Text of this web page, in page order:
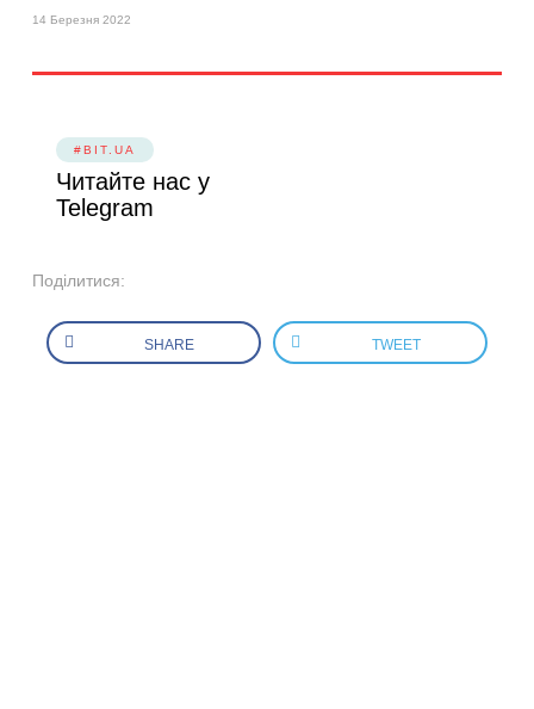
14 Березня 2022
#BIT.UA
Читайте нас у
Telegram
Поділитися:
SHARE TWEET